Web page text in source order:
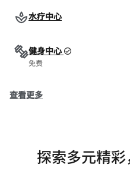
水疗中心
健身中心
免费
查看更多
探索多元精